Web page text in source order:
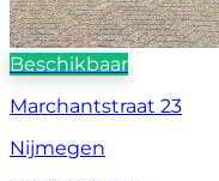
Beschikbaar
Marchantstraat 23
Nijmegen